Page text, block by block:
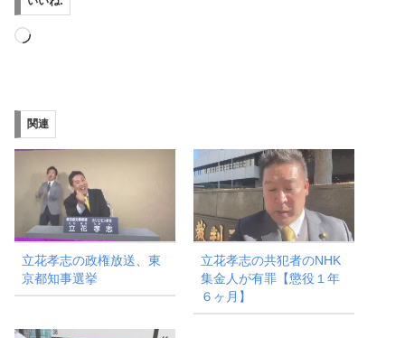
読
み
中…
関連
立花孝志の政権放送、東
京都知事選挙
立花孝志の共犯者のNHK
集金人が有罪【懲役１年
６ヶ月】